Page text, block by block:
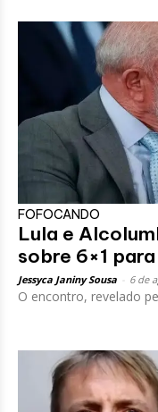
FOFOCANDO
Lula e
sobre 6×1
Jessyca Janiny Sousa 6 de
O encontro, revelado